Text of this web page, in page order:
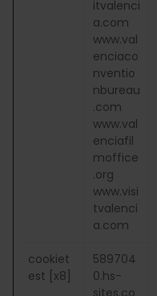
itvalenci
a.com
www.val
enciaco
nventio
nbureau
.com
www.val
enciafil
moffice
.org
www.visi
tvalenci
a.com
cookiet
est [x8]
589704
0.hs-
sites.co